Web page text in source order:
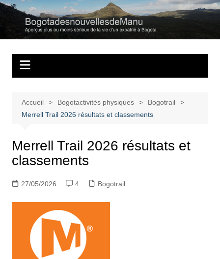
Aller
contenu
Regards personnels sur la vie d’expatrié à Bogota
Accueil Bogotactivités physiques
Bogotrail
Merrell Trail 2026 résultats et classements
Merrell Trail 2026 résultats et
classements
27/05/2026 4 Bogotrail